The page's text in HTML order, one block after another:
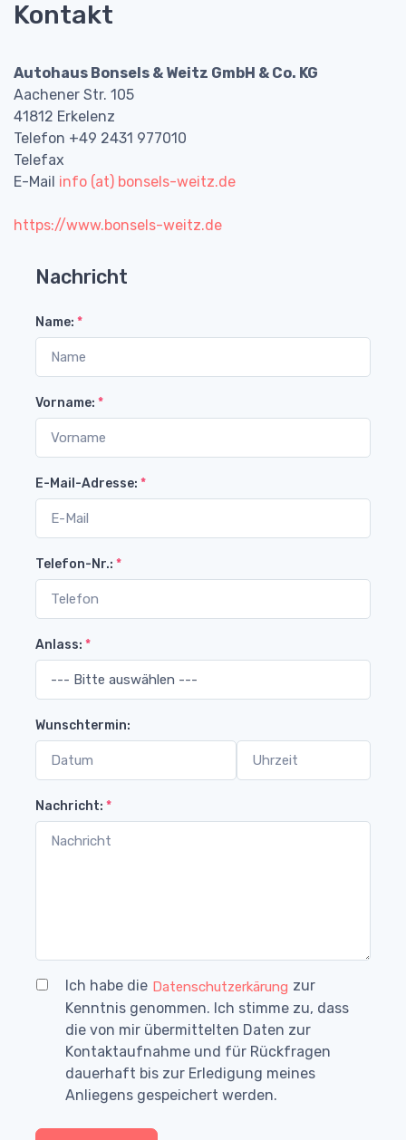
Kontakt
Autohaus Bonsels & Weitz GmbH & Co. KG
Aachener Str. 105
41812 Erkelenz
Telefon +49 2431 977010
Telefax
E-Mail info (at) bonsels-weitz.de
https://www.bonsels-weitz.de
Nachricht
Name: *
Vorname: *
E-Mail-Adresse: *
Telefon-Nr.: *
Anlass: *
Wunschtermin:
Nachricht: *
Ich habe die Datenschutzerkärung zur
Kenntnis genommen. Ich stimme zu, dass
die von mir übermittelten Daten zur
Kontaktaufnahme und für Rückfragen
dauerhaft bis zur Erledigung meines
Anliegens gespeichert werden.